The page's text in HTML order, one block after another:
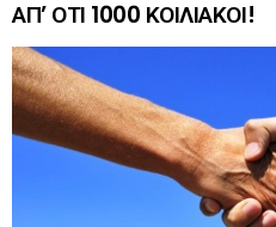
ΑΠ’ ΟΤΙ 1000 ΚΟΙΛΙΑΚΟΙ!